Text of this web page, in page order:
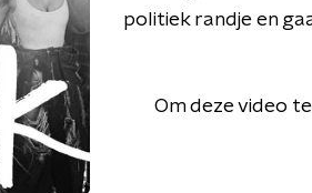
politiek randje en
Om deze video